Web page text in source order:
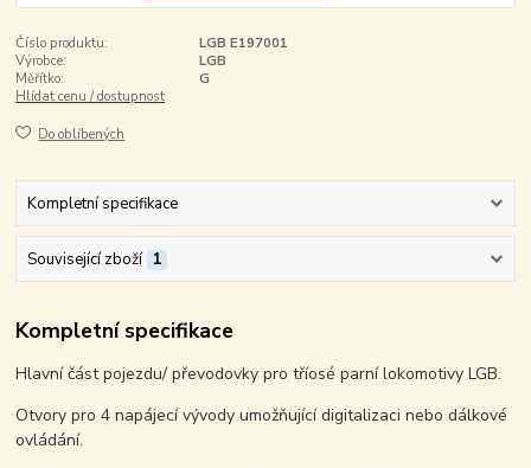
Číslo produktu:
LGB E197001
Výrobce:
LGB
Měřítko:
G
Hlídat cenu / dostupnost
Do oblíbených
Kompletní specifikace
Související zboží 1
Kompletní specifikace
Hlavní část pojezdu/ převodovky pro tříosé parní lokomotivy LGB.
Otvory pro 4 napájecí vývody umožňující digitalizaci nebo dálkové
ovládání.